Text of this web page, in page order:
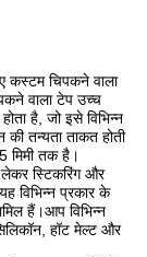
कस्टम चिपकने वाला
वाला टेप उच्च
है, जो इसे विभिन्न
तन्यता ताकत होती
मिमी तक है।
स्टिकरिंग और
विभिन्न प्रकार के
हैं।आप विभिन्न
हॉट मेल्ट और